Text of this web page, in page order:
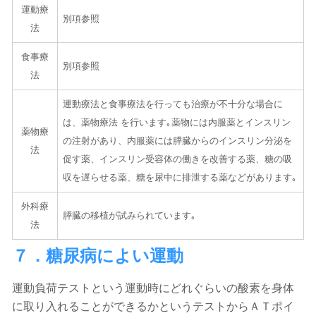
運動療
法
別項参照
食事療
法
別項参照
薬物療
法
運動療法と食事療法を行っても治療が不十分な場合に
は、薬物療法 を行います｡薬物には内服薬とインスリン
の注射があり、内服薬には膵臓からのインスリン分泌を
促す薬、インスリン受容体の働きを改善する薬、糖の吸
収を遅らせる薬、糖を尿中に排泄する薬などがあります｡
外科療
法
膵臓の移植が試みられています｡
７．糖尿病によい運動
運動負荷テストという運動時にどれぐらいの酸素を身体
に取り入れることができるかというテストからＡＴポイ